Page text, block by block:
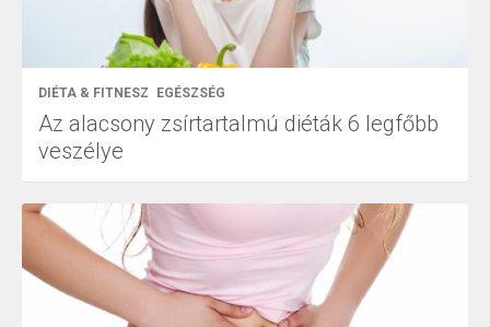
DIÉTA & FITNESZ EGÉSZSÉG
Az alacsony zsírtartalmú diéták 6 legfőbb
veszélye